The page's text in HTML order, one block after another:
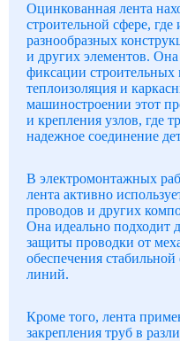
Оцинкованная лента
строительной сфере, где
разнообразных
и других элементов.
фиксации строительных
теплоизоляция и
машиностроении этот
и крепления узлов, где
надежное соединение
В электромонтажных
лента активно
проводов и других
Она идеально подходит
защиты проводки от
обеспечения
линий.
Кроме того, лента
закрепления труб в